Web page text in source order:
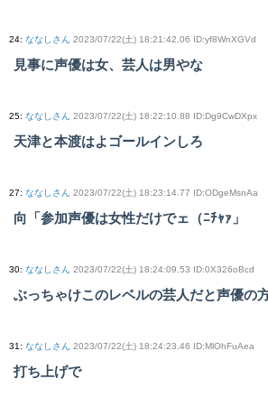
24: ななしさん 2023/07/22(土) 18:21:42.06 ID:yf8WnXGVd
見事に声優は女、芸人は男やな
25: ななしさん 2023/07/22(土) 18:22:10.88 ID:Dg9CwDXpx
天津と本渡はよゴールインしろ
27: ななしさん 2023/07/22(土) 18:23:14.77 ID:ODgeMsnAa
向「参加声優は女性だけでェ（ﾆﾁｬｧ」
30: ななしさん 2023/07/22(土) 18:24:09.53 ID:0X326oBcd
ぶっちゃけこのレベルの芸人だと声優の
31: ななしさん 2023/07/22(土) 18:24:23.46 ID:MlOhFuAea
打ち上げで